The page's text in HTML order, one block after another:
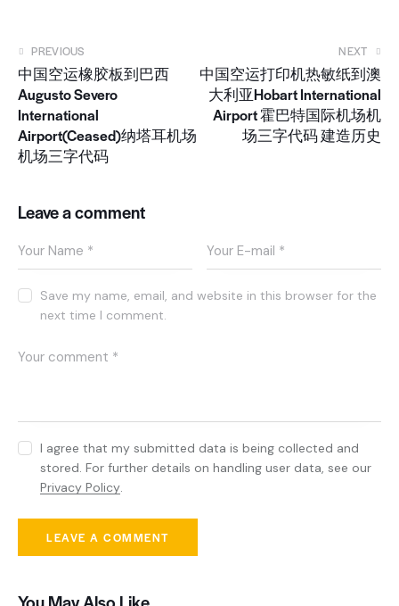
PREVIOUS
中国空运橡胶板到巴西
Augusto Severo
International
Airport(Ceased)纳塔耳机场
机场三字代码
NEXT
中国空运打印机热敏纸到澳
大利亚Hobart International
Airport 霍巴特国际机场机
场三字代码 建造历史
Leave a comment
Save my name, email, and website in this browser for the
next time I comment.
I agree that my submitted data is being collected and
stored. For further details on handling user data, see our
Privacy Policy